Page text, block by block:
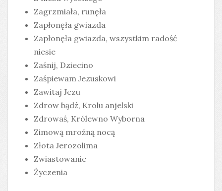
Zagrzmiała, runęła
Zapłonęła gwiazda
Zapłonęła gwiazda, wszystkim radość
niesie
Zaśnij, Dziecino
Zaśpiewam Jezuskowi
Zawitaj Jezu
Zdrow bądź, Krolu anjelski
Zdrowaś, Królewno Wyborna
Zimową mroźną nocą
Złota Jerozolima
Zwiastowanie
Życzenia